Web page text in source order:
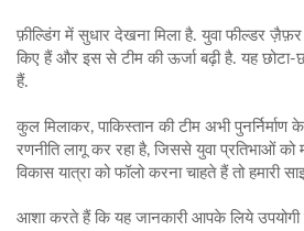
फ़ील्डिंग में सुधार देखना मिला है. युवा फील्डर
किए हैं और इस से टीम की ऊर्जा बढ़ी है. यह
हैं.
कुल मिलाकर, पाकिस्तान की टीम अभी
रणनीति लागू कर रहा है, जिससे युवा प्रतिभाओं
विकास यात्रा को फॉलो करना चाहते हैं तो हमारी
आशा करते हैं कि यह जानकारी आपके लिये उपयोगी